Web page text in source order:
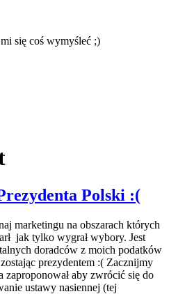
się coś wymyśleć ;)
Polski :(
marketingu na obszarach których
jak tylko wygrał wybory. Jest
doradców z moich podatków
prezydentem :( Zacznijmy
zaproponował aby zwrócić się do
ustawy nasiennej (tej